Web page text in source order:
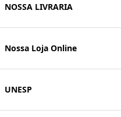
NOSSA LIVRARIA
Nossa Loja Online
UNESP